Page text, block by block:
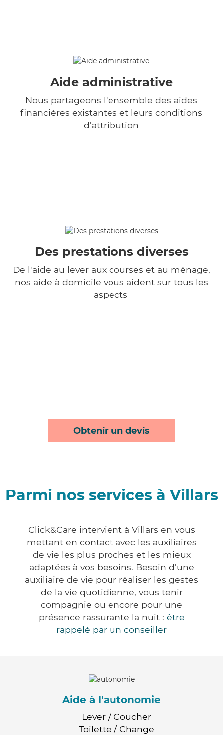
Aide administrative
Nous partageons l'ensemble des aides
financières existantes et leurs conditions
d'attribution
Des prestations diverses
De l'aide au lever aux courses et au ménage,
nos aide à domicile vous aident sur tous les
aspects
Obtenir un devis
Parmi nos services à Villars
Click&Care intervient à Villars en vous
mettant en contact avec les auxiliaires
de vie les plus proches et les mieux
adaptées à vos besoins. Besoin d'une
auxiliaire de vie pour réaliser les gestes
de la vie quotidienne, vous tenir
compagnie ou encore pour une
présence rassurante la nuit : être
rappelé par un conseiller
Aide à l'autonomie
Lever / Coucher
Toilette / Change